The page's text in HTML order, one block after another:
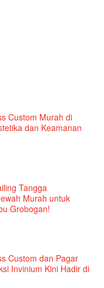
Custom Murah di
dan Keamanan
Tangga
Murah untuk
Grobogan!
Custom dan Pagar
Invinium Kini Hadir di